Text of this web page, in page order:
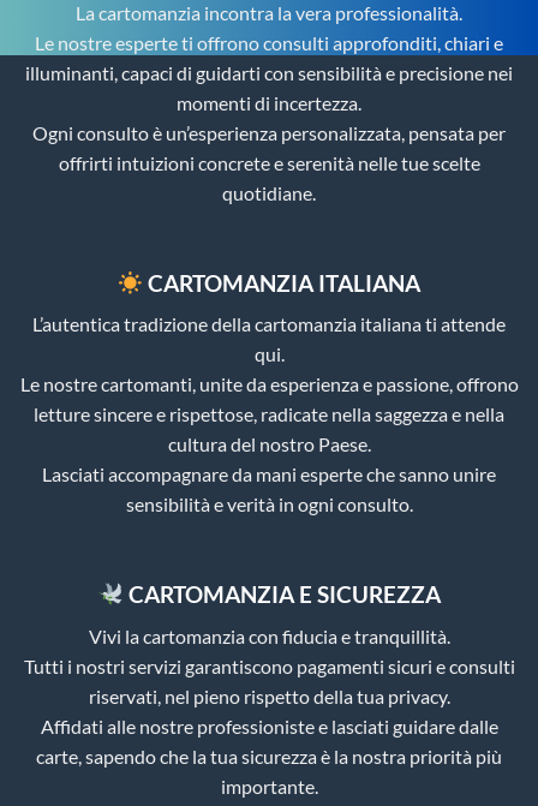
La cartomanzia incontra la vera professionalità.
Le nostre esperte ti offrono consulti approfonditi, chiari e
illuminanti, capaci di guidarti con sensibilità e precisione nei
momenti di incertezza.
Ogni consulto è un’esperienza personalizzata, pensata per
offrirti intuizioni concrete e serenità nelle tue scelte
quotidiane.
CARTOMANZIA ITALIANA
L’autentica tradizione della cartomanzia italiana ti attende
qui.
Le nostre cartomanti, unite da esperienza e passione, offrono
letture sincere e rispettose, radicate nella saggezza e nella
cultura del nostro Paese.
Lasciati accompagnare da mani esperte che sanno unire
sensibilità e verità in ogni consulto.
CARTOMANZIA E SICUREZZA
Vivi la cartomanzia con fiducia e tranquillità.
Tutti i nostri servizi garantiscono pagamenti sicuri e consulti
riservati, nel pieno rispetto della tua privacy.
Affidati alle nostre professioniste e lasciati guidare dalle
carte, sapendo che la tua sicurezza è la nostra priorità più
importante.